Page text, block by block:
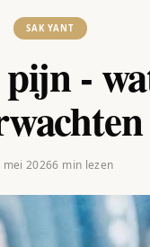
SAK YANT
-
mei 20266 min lezen